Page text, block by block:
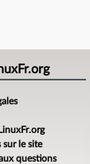
sur le site
questions